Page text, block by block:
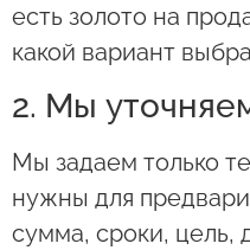
есть золото на
какой вариант
2. Мы
Мы задаем только
нужны для
сумма, сроки, цель,